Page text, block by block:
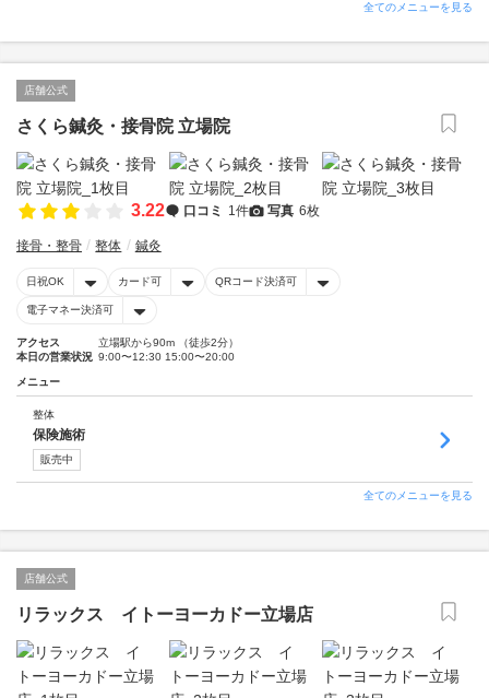
全てのメニューを見る
店舗公式
さくら鍼灸・接骨院 立場院
3.22 口コミ 1件 写真 6枚
接骨・整骨 整体 鍼灸
日祝OK カード可 QRコード決済可
電子マネー決済可
アクセス
立場駅から90m （徒歩2分）
本日の営業状況 9:00〜12:30 15:00〜20:00
メニュー
整体
保険施術
販売中
全てのメニューを見る
店舗公式
リラックス イトーヨーカドー立場店